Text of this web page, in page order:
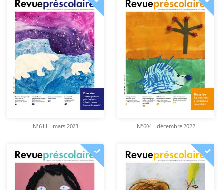
N°611 - mars 2023 N°604 - décembre 2022